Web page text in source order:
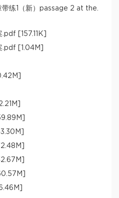
带练1（新）passage 2 at the.
[157.11K]
.pdf [1.04M]